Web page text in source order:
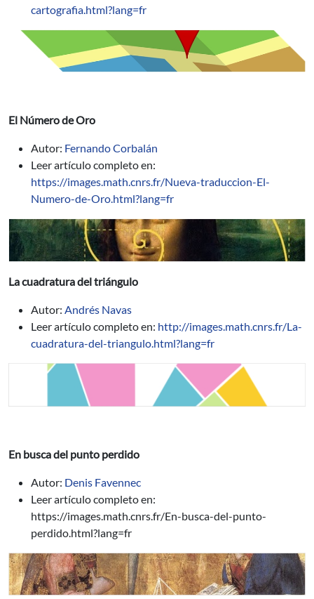
cartografia.html?lang=fr
El Número de Oro
Autor: Fernando Corbalán
Leer artículo completo en:
https://images.math.cnrs.fr/Nueva-traduccion-El-
Numero-de-Oro.html?lang=fr
La cuadratura del triángulo
Autor: Andrés Navas
Leer artículo completo en: http://images.math.cnrs.fr/La-
cuadratura-del-triangulo.html?lang=fr
En busca del punto perdido
Autor: Denis Favennec
Leer artículo completo en:
https://images.math.cnrs.fr/En-busca-del-punto-
perdido.html?lang=fr